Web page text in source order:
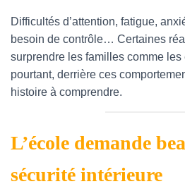
Difficultés d’attention, fatigue,
besoin de contrôle… Certaines
surprendre les familles comme les
pourtant, derrière ces
histoire à comprendre.
L’école demande
sécurité intérieure